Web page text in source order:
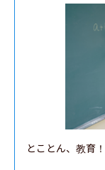
とことん、教育